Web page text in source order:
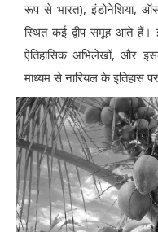
रूप से भारत), इंडोनेशिया,
स्थित कई द्वीप समूह आते हैं।
ऐतिहासिक अभिलेखों, और
माध्यम से नारियल के इतिहास